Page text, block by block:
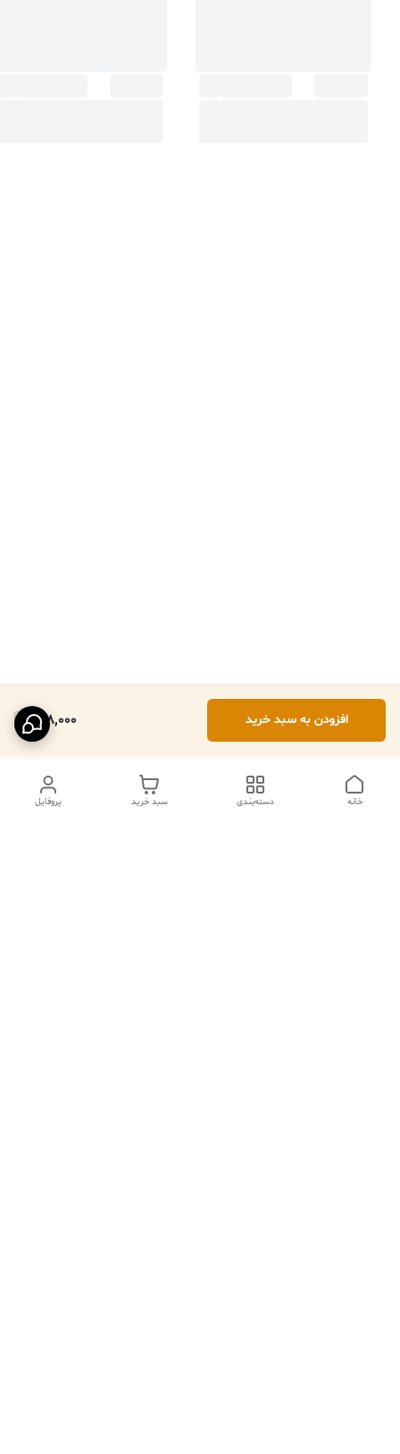
138,000 افزودن به سبد خرید
پروفایل سبد خرید دسته‌بندی خانه